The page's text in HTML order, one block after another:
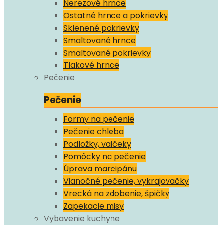
Nerezové hrnce
Ostatné hrnce a pokrievky
Sklenené pokrievky
Smaltované hrnce
Smaltované pokrievky
Tlakové hrnce
Pečenie
Pečenie
Formy na pečenie
Pečenie chleba
Podložky, valčeky
Pomôcky na pečenie
Úprava marcipánu
Vianočné pečenie, vykrajovačky
Vrecká na zdobenie, špičky
Zapekacie misy
Vybavenie kuchyne